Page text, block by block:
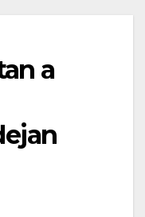
a